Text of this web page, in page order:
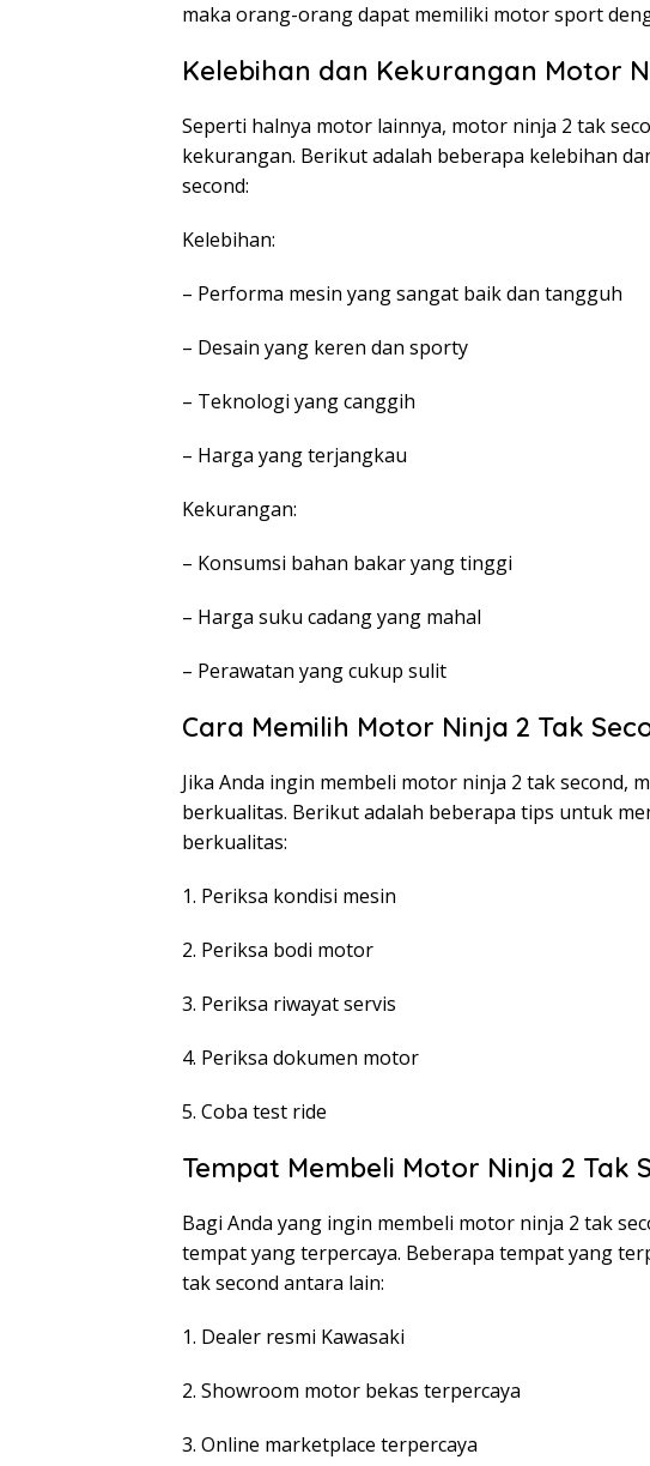
maka orang-orang dapat memiliki motor sport
Kelebihan dan Kekurangan Motor
Seperti halnya motor lainnya, motor ninja 2 tak
kekurangan. Berikut adalah beberapa kelebihan
second:
Kelebihan:
– Performa mesin yang sangat baik dan tangguh
– Desain yang keren dan sporty
– Teknologi yang canggih
– Harga yang terjangkau
Kekurangan:
– Konsumsi bahan bakar yang tinggi
– Harga suku cadang yang mahal
– Perawatan yang cukup sulit
Cara Memilih Motor Ninja 2 Tak
Jika Anda ingin membeli motor ninja 2 tak second,
berkualitas. Berikut adalah beberapa tips untuk
berkualitas:
1. Periksa kondisi mesin
2. Periksa bodi motor
3. Periksa riwayat servis
4. Periksa dokumen motor
5. Coba test ride
Tempat Membeli Motor Ninja 2 Tak
Bagi Anda yang ingin membeli motor ninja 2 tak
tempat yang terpercaya. Beberapa tempat yang
tak second antara lain:
1. Dealer resmi Kawasaki
2. Showroom motor bekas terpercaya
3. Online marketplace terpercaya